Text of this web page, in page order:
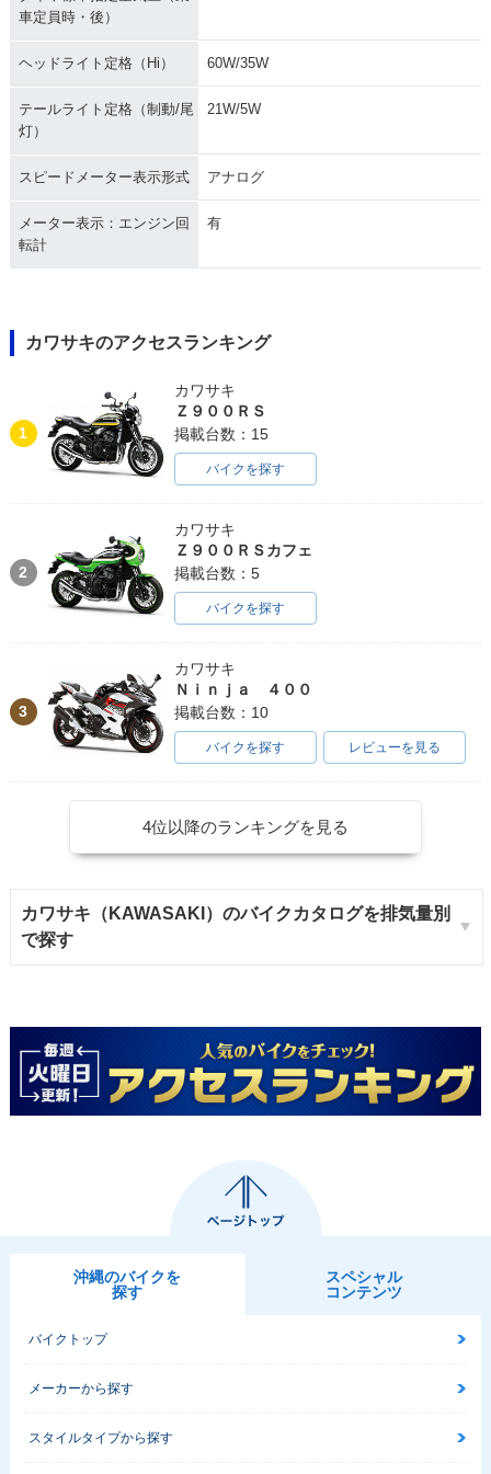
車定員時・後）
ヘッドライト定格（Hi） 60W/35W
テールライト定格（制動/尾
灯）
21W/5W
スピードメーター表示形式 アナログ
メーター表示：エンジン回
転計
有
カワサキのアクセスランキング
1
カワサキ
Ｚ９００ＲＳ
掲載台数：15
バイクを探す
2
カワサキ
Ｚ９００ＲＳカフェ
掲載台数：5
バイクを探す
3
カワサキ
Ｎｉｎｊａ ４００
掲載台数：10
バイクを探す レビューを見る
4位以降のランキングを見る
カワサキ（KAWASAKI）のバイクカタログを排気量別
で探す
沖縄のバイクを
探す
スペシャル
コンテンツ
バイクトップ
メーカーから探す
スタイルタイプから探す